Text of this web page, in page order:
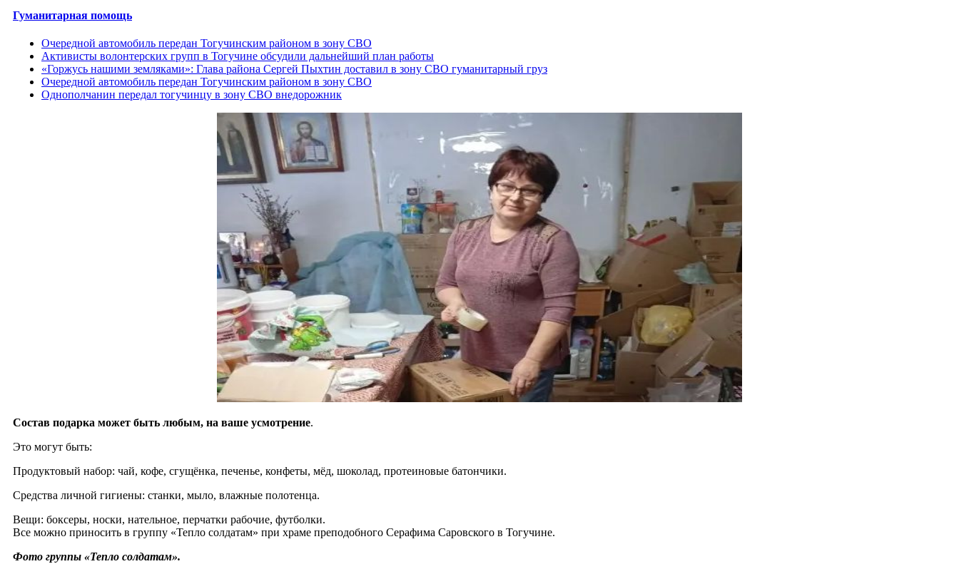
Гуманитарная помощь
Очередной автомобиль передан Тогучинским районом в зону СВО
Активисты волонтерских групп в Тогучине обсудили дальнейший план работы
«Горжусь нашими земляками»: Глава района Сергей Пыхтин доставил в зону СВО гуманитарный груз
Очередной автомобиль передан Тогучинским районом в зону СВО
Однополчанин передал тогучинцу в зону СВО внедорожник
Состав подарка может быть любым, на ваше усмотрение.
Это могут быть:
Продуктовый набор: чай, кофе, сгущёнка, печенье, конфеты, мёд, шоколад, протеиновые батончики.
Средства личной гигиены: станки, мыло, влажные полотенца.
Вещи: боксеры, носки, нательное, перчатки рабочие, футболки.
Все можно приносить в группу «Тепло солдатам» при храме преподобного Серафима Саровского в Тогучине.
Фото группы «Тепло солдатам».